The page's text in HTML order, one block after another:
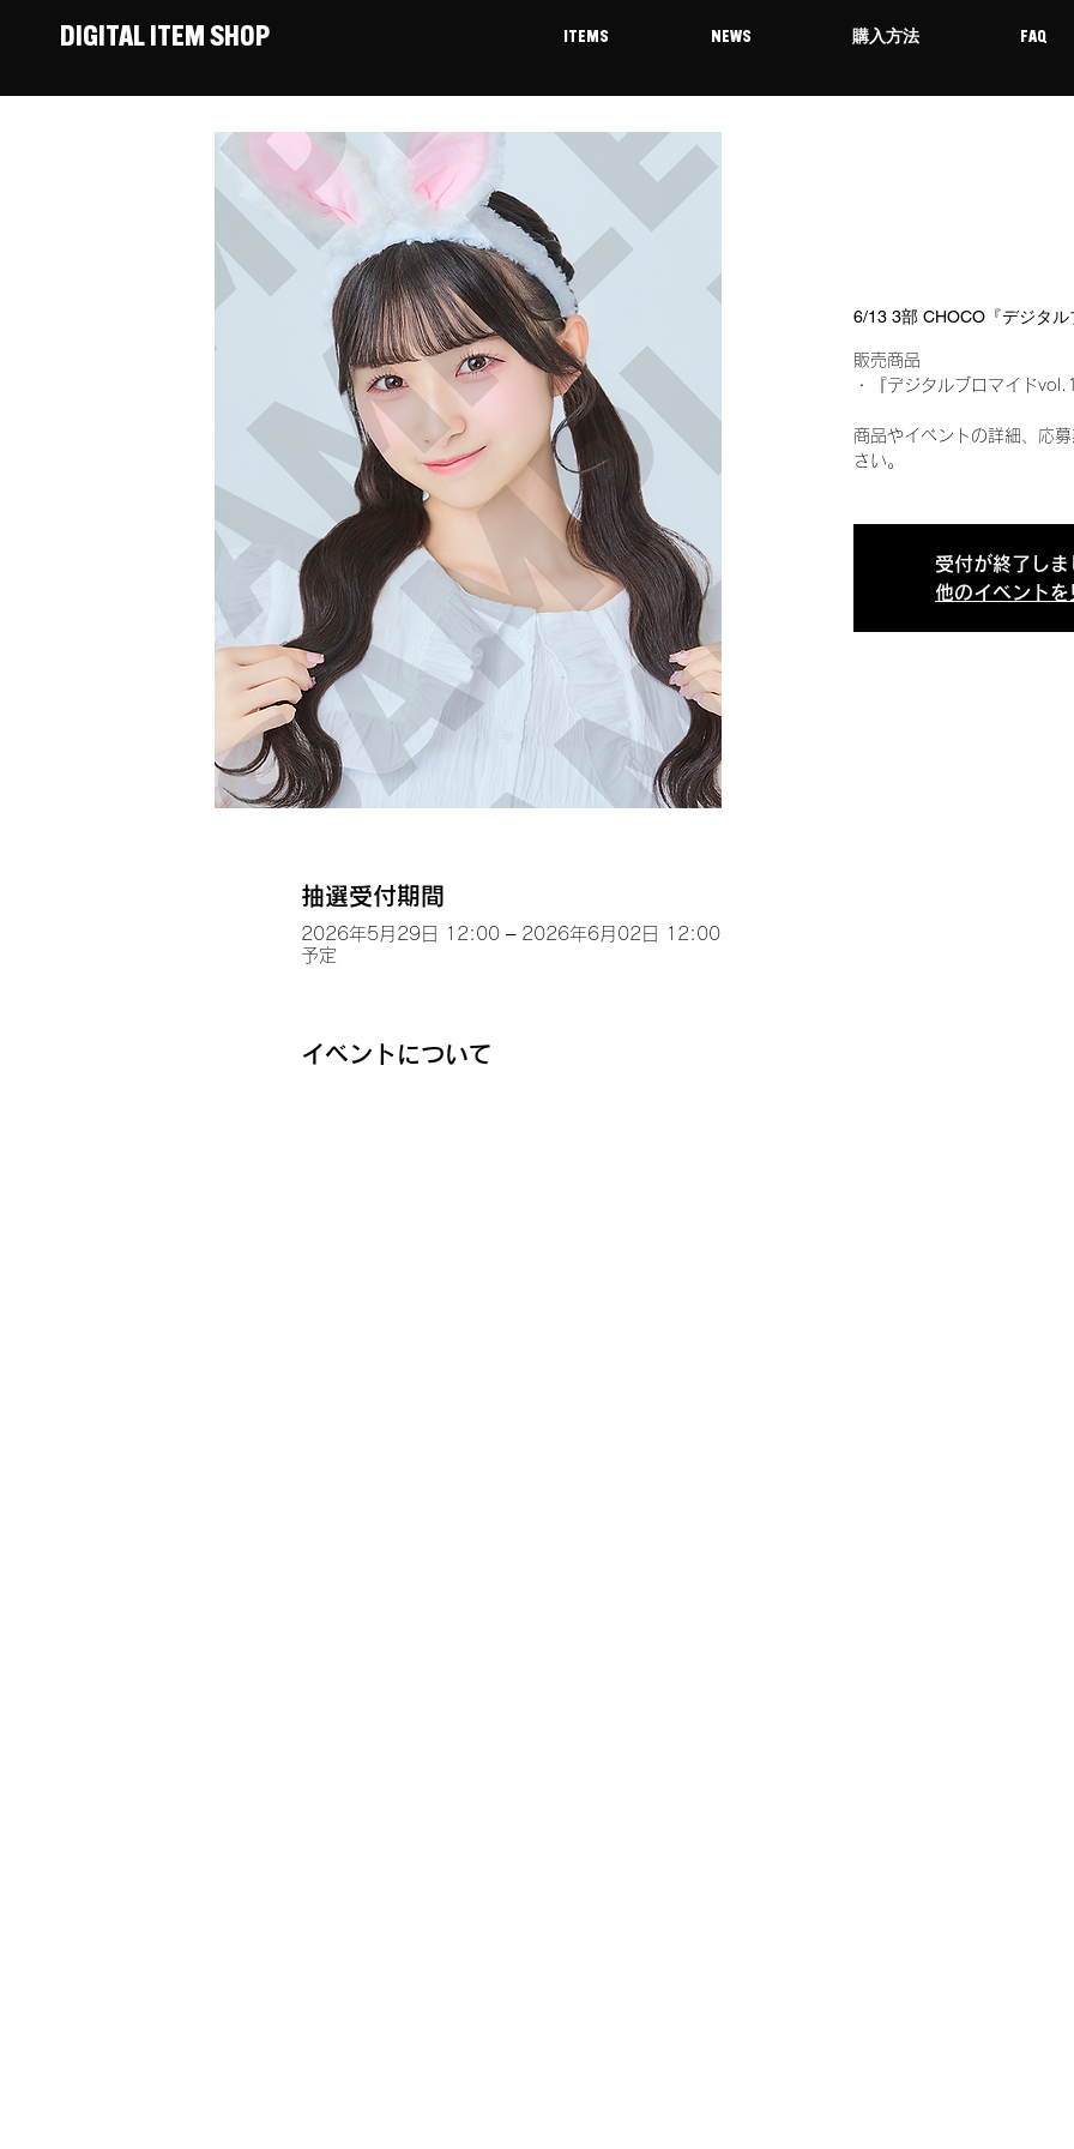
DIGITAL ITEM SHOP ITEMS NEWS 購入方法 FAQ
6/13 3部 CHOCO『デジタ
販売商品
・『デジタルブロマイド
商品やイベントの詳細、応
さい。
受付が終了しま
他のイベントを
抽選受付期間
2026年5月29日 12:00 – 2026年6月02日 12:00
予定
イベントについて